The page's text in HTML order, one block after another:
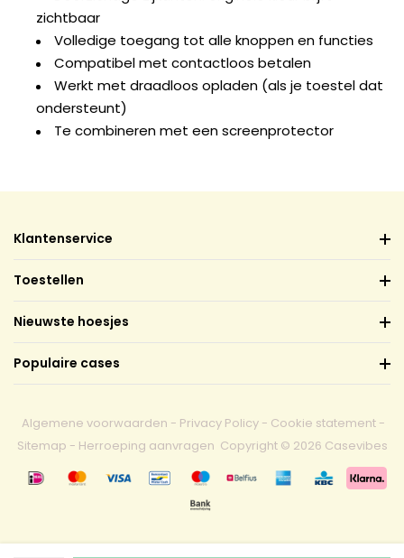
zichtbaar
Volledige toegang tot alle knoppen en functies
Compatibel met contactloos betalen
Werkt met draadloos opladen (als je toestel dat
ondersteunt)
Te combineren met een screenprotector
Klantenservice
Toestellen
Nieuwste hoesjes
Populaire cases
Algemene voorwaarden - Privacy Policy - Cookie statement -
Sitemap - Herroeping aanvragen Copyright © 2026 Casevibes